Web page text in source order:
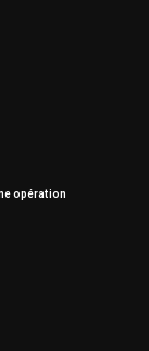
opération